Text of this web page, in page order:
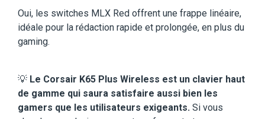
Oui, les switches MLX Red offrent une frappe linéaire,
idéale pour la rédaction rapide et prolongée, en plus du
gaming.
💡 Le Corsair K65 Plus Wireless est un clavier haut
de gamme qui saura satisfaire aussi bien les
gamers que les utilisateurs exigeants. Si vous